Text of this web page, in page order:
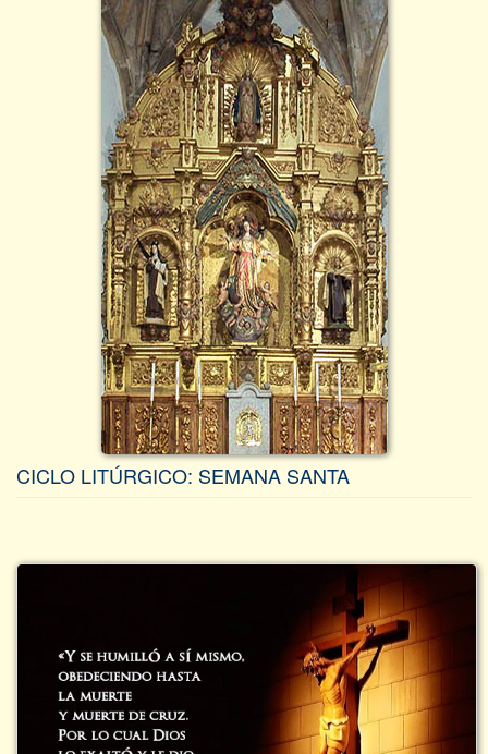
CICLO LITÚRGICO: SEMANA SANTA